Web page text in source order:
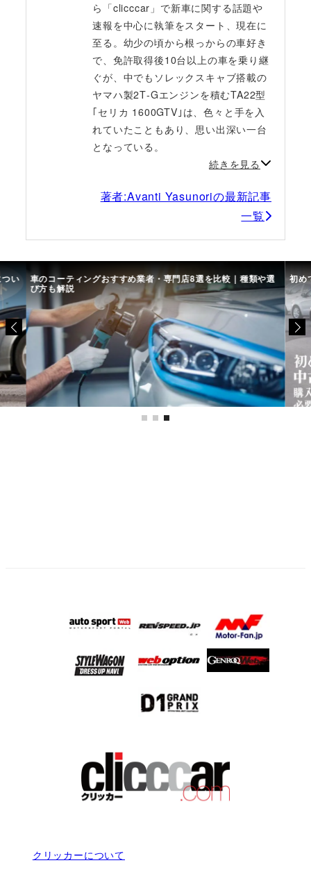
ら「clicccar」で新車に関する話題や
速報を中心に執筆をスタート、現在に
至る。幼少の頃から根っからの車好き
で、免許取得後10台以上の車を乗り継
ぐが、中でもソレックスキャブ搭載の
ヤマハ製2T‐Gエンジンを積むTA22型
｢セリカ 1600GTV｣は、色々と手を入
れていたこともあり、思い出深い一台
となっている。
続きを見る
著者:Avanti Yasunoriの最新記事
一覧
い 車のコーティングおすすめ業者・専門店8選を比較｜種類や選
び方も解説
初め
クリッカーについて